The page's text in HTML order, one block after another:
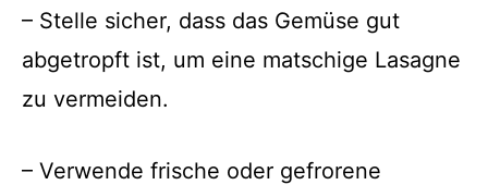
– Stelle sicher, dass das Gemüse gut
abgetropft ist, um eine matschige Lasagne
zu vermeiden.
– Verwende frische oder gefrorene